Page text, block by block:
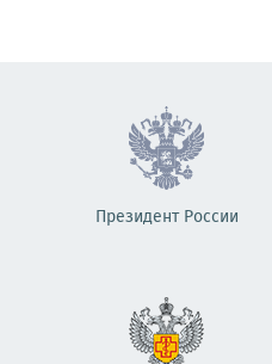
Президент России